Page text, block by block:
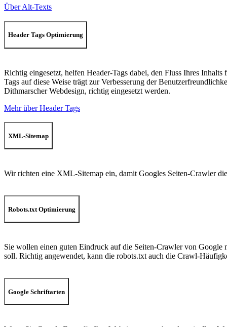
Über Alt-Texts
Header Tags Optimierung
Richtig eingesetzt, helfen Header-Tags dabei, den Fluss Ihres
Tags auf diese Weise trägt zur Verbesserung der
Dithmarscher Webdesign, richtig eingesetzt werden.
Mehr über Header Tags
XML-Sitemap
Wir richten eine XML-Sitemap ein, damit Googles Seiten-Crawler
Robots.txt Optimierung
Sie wollen einen guten Eindruck auf die Seiten-Crawler von
soll. Richtig angewendet, kann die robots.txt auch die Crawl-
Google Schriftarten